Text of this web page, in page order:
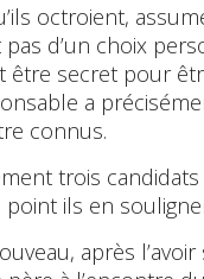
octroient,
d’un choix
être secret pour
a
connus.
trois
ils en
après